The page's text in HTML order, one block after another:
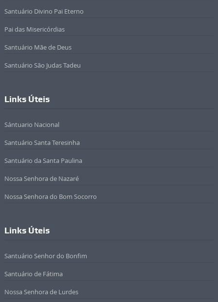
Santuário Divino Pai Eterno
Pai das Misericórdias
Santuário Mãe de Deus
Santuário São Judas Tadeu
Links Úteis
Sántuario Nacional
Santuário Santa Teresinha
Santuário da Santa Paulina
Nossa Senhora de Nazaré
Nossa Senhora do Bom Socorro
Links Úteis
Santuário Senhor do Bonfim
Santuário de Fátima
Nossa Senhora de Lurdes